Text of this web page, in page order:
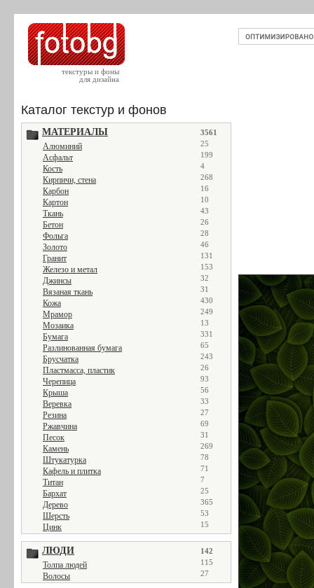
текстуры и фоны
для дизайна
Каталог текстур и фонов
МАТЕРИАЛЫ 3561
Алюминий 25
Асфальт 199
Кость 4
Кирпичи, стена 268
Карбон 16
Картон 10
Ткань 43
Бетон 26
Фольга 28
Золото 46
Гранит 131
Железо и метал 153
Джинсы 32
Вязаная ткань 31
Кожа 430
Мрамор 249
Мозаика 13
Бумага 331
Разлинованная бумага 65
Брусчатка 243
Пластмасса, пластик 26
Черепица 93
Крыша 56
Веревка 33
Резина 27
Ржавчина 69
Песок 31
Камень 269
Штукатурка 78
Кафель и плитка 71
Титан 7
Бархат 25
Дерево 365
Шерсть 53
Цинк 15
ЛЮДИ 142
Толпа людей 115
Волосы 27